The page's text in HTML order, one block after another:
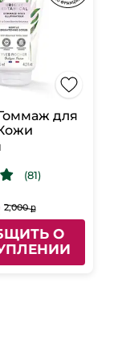
для
(81)
2,000 ք
О